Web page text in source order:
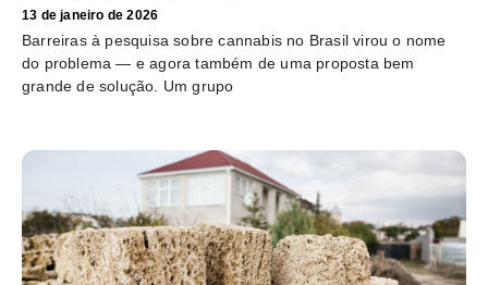
13 de janeiro de 2026
Barreiras à pesquisa sobre cannabis no Brasil virou o nome
do problema — e agora também de uma proposta bem
grande de solução. Um grupo